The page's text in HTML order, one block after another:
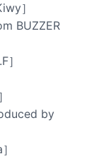
］
BUZZER
by